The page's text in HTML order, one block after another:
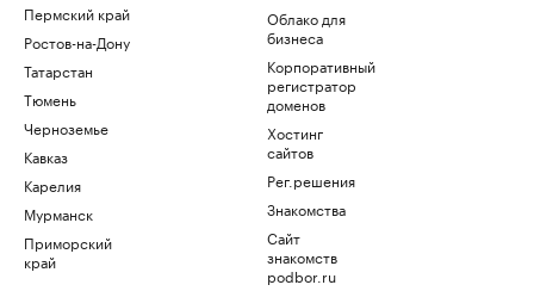
Пермский край
Ростов-на-Дону
Татарстан
Тюмень
Черноземье
Кавказ
Карелия
Мурманск
Приморский
край
Облако для
бизнеса
Корпоративный
регистратор
доменов
Хостинг
сайтов
Рег.решения
Знакомства
Сайт
знакомств
podbor.ru